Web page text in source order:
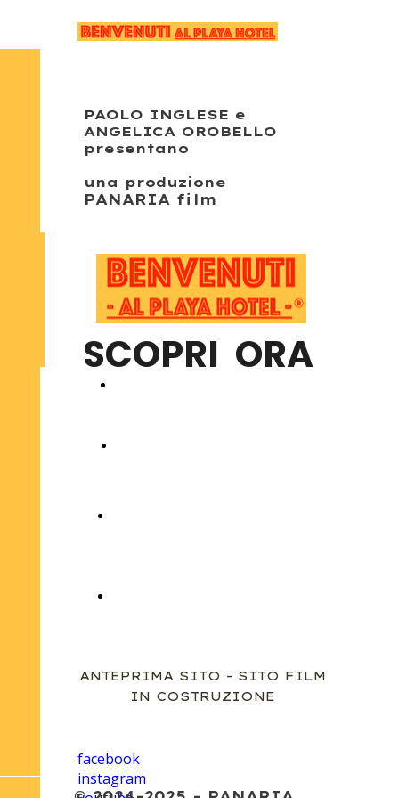
PAOLO INGLESE e
ANGELICA OROBELLO
presentano
una produzione
PANARIA film
SCOPRI ORA
ANTEPRIMA SITO - SITO FILM
IN COSTRUZIONE
facebook
instagram